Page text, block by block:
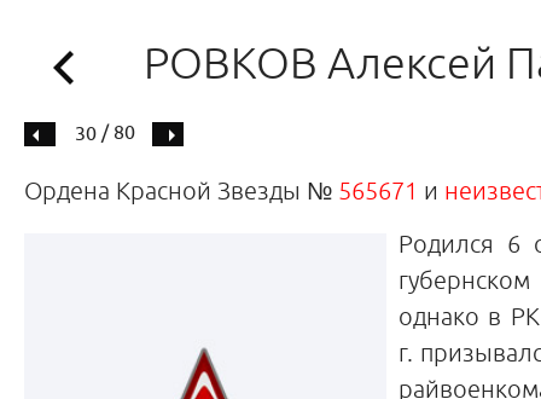
РОВКОВ Алексей
30 / 80
Ордена Красной Звезды № 565671 и
Родился 6
однако в
г.